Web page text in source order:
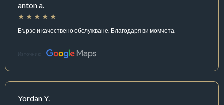
anton a.
Бързо и качествено обслужване. Благодаря ви момчета.
Източник:
Yordan Y.